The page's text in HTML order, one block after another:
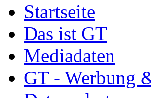
Startseite
Das ist GT
Mediadaten
GT - Werbung